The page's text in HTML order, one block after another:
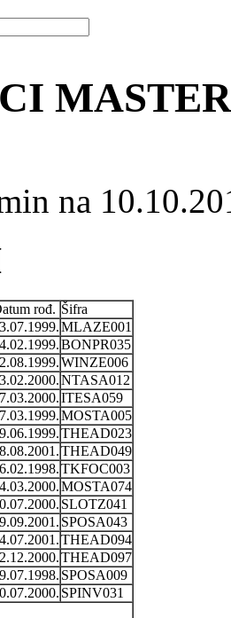
na
rođ. Šifra
MLAZE001
BONPR035
WINZE006
NTASA012
ITESA059
MOSTA005
THEAD023
THEAD049
TKFOC003
MOSTA074
SLOTZ041
SPOSA043
THEAD094
THEAD097
SPOSA009
SPINV031